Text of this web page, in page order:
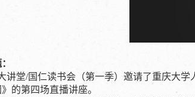
堂/国仁读书会（第一季）邀请了重庆大学
的第四场直播讲座。